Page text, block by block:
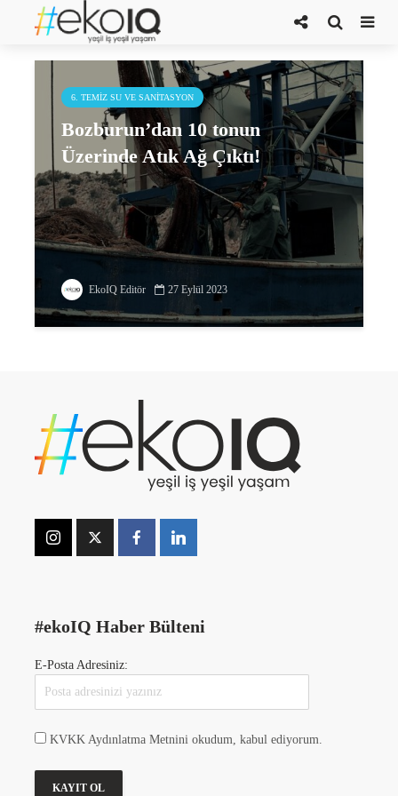
Bozburun
6. TEMIZ SU VE SANITASYON
Bozburun’dan 10 tonun
Üzerinde Atık Ağ Çıktı!
EkoIQ Editör 27 Eylül 2023
#ekoIQ Haber Bülteni
E-Posta Adresiniz:
KVKK Aydınlatma Metnini okudum, kabul ediyorum.